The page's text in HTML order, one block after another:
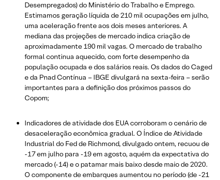
Desempregados) do Ministério do Trabalho e Emprego.
Estimamos geração líquida de 210 mil ocupações em julho,
uma aceleração frente aos dois meses anteriores. A
mediana das projeções de mercado indica criação de
aproximadamente 190 mil vagas. O mercado de trabalho
formal continua aquecido, com forte desempenho da
população ocupada e dos salários reais. Os dados do Caged
e da Pnad Contínua – IBGE divulgará na sexta-feira – serão
importantes para a definição dos próximos passos do
Copom;
Indicadores de atividade dos EUA corroboram o cenário de
desaceleração econômica gradual. O Índice de Atividade
Industrial do Fed de Richmond, divulgado ontem, recuou de
-17 em julho para -19 em agosto, aquém da expectativa do
mercado (-14) e o patamar mais baixo desde maio de 2020.
O componente de embarques aumentou no período (de -21